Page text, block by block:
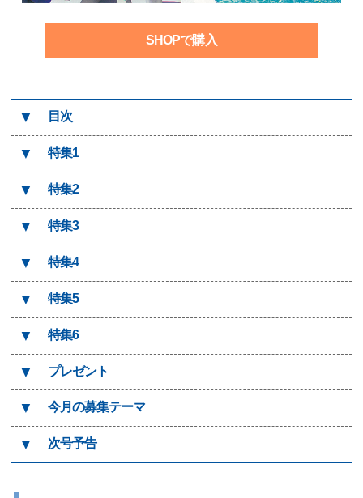
SHOPで購入
▼ 目次
▼ 特集1
▼ 特集2
▼ 特集3
▼ 特集4
▼ 特集5
▼ 特集6
▼ プレゼント
▼ 今月の募集テーマ
▼ 次号予告